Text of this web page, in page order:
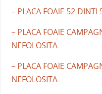
– PLACA FOAIE 52 DINTI
– PLACA FOAIE
NEFOLOSITA
– PLACA FOAIE
NEFOLOSITA